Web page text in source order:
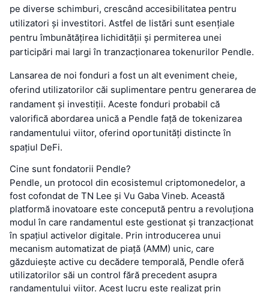
pe diverse schimburi, crescând accesibilitatea pentru
utilizatori și investitori. Astfel de listări sunt esențiale
pentru îmbunătățirea lichidității și permiterea unei
participări mai largi în tranzacționarea tokenurilor Pendle.
Lansarea de noi fonduri a fost un alt eveniment cheie,
oferind utilizatorilor căi suplimentare pentru generarea de
randament și investiții. Aceste fonduri probabil că
valorifică abordarea unică a Pendle față de tokenizarea
randamentului viitor, oferind oportunități distincte în
spațiul DeFi.
Cine sunt fondatorii Pendle?
Pendle, un protocol din ecosistemul criptomonedelor, a
fost cofondat de TN Lee și Vu Gaba Vineb. Această
platformă inovatoare este concepută pentru a revoluționa
modul în care randamentul este gestionat și tranzacționat
în spațiul activelor digitale. Prin introducerea unui
mecanism automatizat de piață (AMM) unic, care
găzduiește active cu decădere temporală, Pendle oferă
utilizatorilor săi un control fără precedent asupra
randamentului viitor. Acest lucru este realizat prin